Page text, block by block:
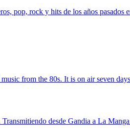
pop, rock y hits de los años pasados
from the 80s. It is on air seven
desde Gandia a La